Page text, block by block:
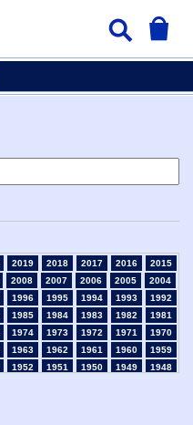
2019 2018 2017 2016
2015
2008 2007 2006 2005
2004
1996 1995 1994 1993
1992
1985 1984 1983 1982
1981
1974 1973 1972 1971
1970
1963 1962 1961 1960
1959
1952 1951 1950 1949
1948